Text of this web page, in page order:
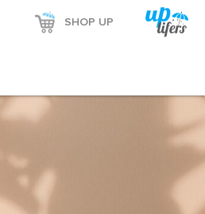
Reklamı Göster
Reklamı Gizle
SHOP UP